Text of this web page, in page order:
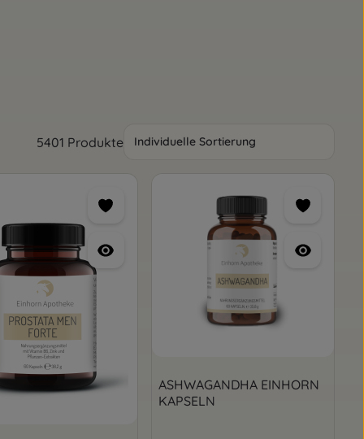
5401 Produkte
ASHWAGANDHA EINHORN
KAPSELN